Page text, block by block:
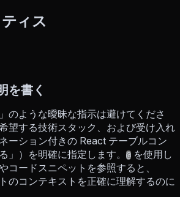
ィス
を書く
のような曖昧な指示は避けてくださ
望する技術スタック、および受け入れ
ーション付きの React テーブルコン
」）を明確に指定します。
@ を使用し
コードスニペットを参照すると、
のコンテキストを正確に理解するのに